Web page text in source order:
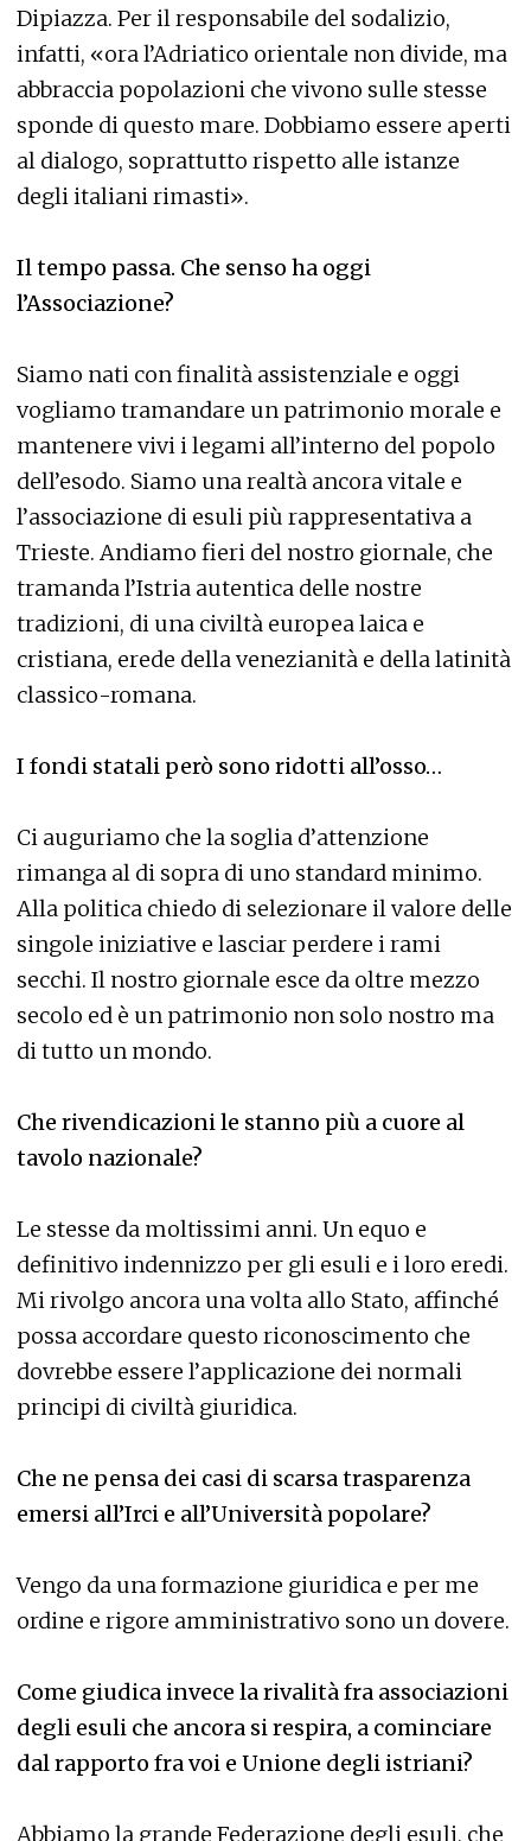
Dipiazza. Per il responsabile del sodalizio,
infatti, «ora l’Adriatico orientale non divide, ma
abbraccia popolazioni che vivono sulle stesse
sponde di questo mare. Dobbiamo essere aperti
al dialogo, soprattutto rispetto alle istanze
degli italiani rimasti».
Il tempo passa. Che senso ha oggi
l’Associazione?
Siamo nati con finalità assistenziale e oggi
vogliamo tramandare un patrimonio morale e
mantenere vivi i legami all’interno del popolo
dell’esodo. Siamo una realtà ancora vitale e
l’associazione di esuli più rappresentativa a
Trieste. Andiamo fieri del nostro giornale, che
tramanda l’Istria autentica delle nostre
tradizioni, di una civiltà europea laica e
cristiana, erede della venezianità e della latinità
classico-romana.
I fondi statali però sono ridotti all’osso…
Ci auguriamo che la soglia d’attenzione
rimanga al di sopra di uno standard minimo.
Alla politica chiedo di selezionare il valore delle
singole iniziative e lasciar perdere i rami
secchi. Il nostro giornale esce da oltre mezzo
secolo ed è un patrimonio non solo nostro ma
di tutto un mondo.
Che rivendicazioni le stanno più a cuore al
tavolo nazionale?
Le stesse da moltissimi anni. Un equo e
definitivo indennizzo per gli esuli e i loro eredi.
Mi rivolgo ancora una volta allo Stato, affinché
possa accordare questo riconoscimento che
dovrebbe essere l’applicazione dei normali
principi di civiltà giuridica.
Che ne pensa dei casi di scarsa trasparenza
emersi all’Irci e all’Università popolare?
Vengo da una formazione giuridica e per me
ordine e rigore amministrativo sono un dovere.
Come giudica invece la rivalità fra associazioni
degli esuli che ancora si respira, a cominciare
dal rapporto fra voi e Unione degli istriani?
Abbiamo la grande Federazione degli esuli, che